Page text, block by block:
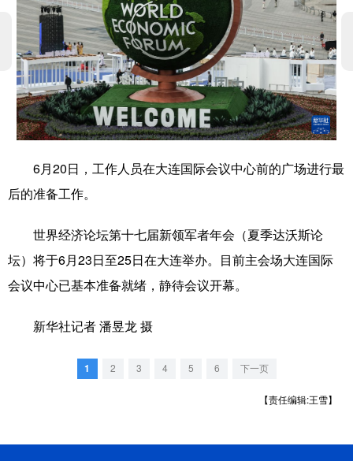
文化 书画 军事
访谈 视频 图片 政务
法律 中央文件 金融 汽车
食品 人居 信息化 数字经济
学术中国 乡村振兴 银龄 溯源中国
城市 旅游 能源 会展
公益 一带一路 亚太网 上市公司
地方频道
天津 河北
江苏
6月20日，工作人员在大连国际会议中心前的广场进行最
后的准备工作。
世界经济论坛第十七届新领军者年会（夏季达沃斯论
坛）将于6月23日至25日在大连举办。目前主会场大连国际
会议中心已基本准备就绪，静待会议开幕。
新华社记者 潘昱龙 摄
1 2 3 4 5 6 下一页
【责任编辑:王雪】